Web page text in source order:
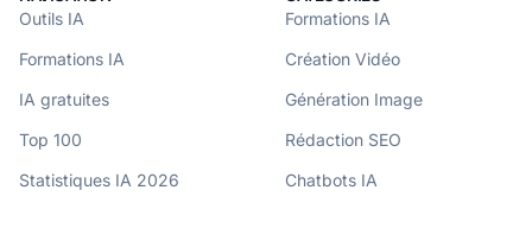
Outils IA
Formations IA
IA gratuites
Top 100
Statistiques IA 2026
Formations IA
Création Vidéo
Génération Image
Rédaction SEO
Chatbots IA